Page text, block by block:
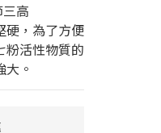
高
硬，為了方便
粉活性物質的
。